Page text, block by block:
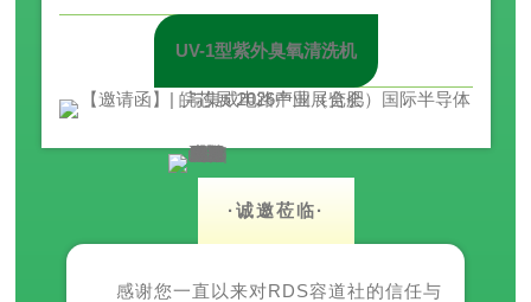
UV-1型紫外臭氧清洗机
·诚邀莅临·
感谢您一直以来对RDS容道社的信任与